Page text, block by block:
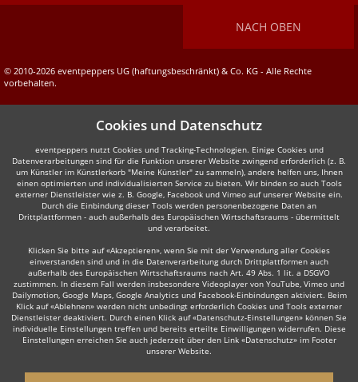
NACH OBEN
© 2010-2026 eventpeppers UG (haftungsbeschränkt) & Co. KG - Alle Rechte
vorbehalten.
Cookies und Datenschutz
eventpeppers nutzt Cookies und Tracking-Technologien. Einige Cookies und
Datenverarbeitungen sind für die Funktion unserer Website zwingend erforderlich (z. B.
um Künstler im Künstlerkorb "Meine Künstler" zu sammeln), andere helfen uns, Ihnen
einen optimierten und individualisierten Service zu bieten. Wir binden so auch Tools
externer Dienstleister wie z. B. Google, Facebook und Vimeo auf unserer Website ein.
Durch die Einbindung dieser Tools werden personenbezogene Daten an
Drittplattformen - auch außerhalb des Europäischen Wirtschaftsraums - übermittelt
und verarbeitet.
Klicken Sie bitte auf «Akzeptieren», wenn Sie mit der Verwendung aller Cookies
einverstanden sind und in die Datenverarbeitung durch Drittplattformen auch
außerhalb des Europäischen Wirtschaftsraums nach Art. 49 Abs. 1 lit. a DSGVO
zustimmen. In diesem Fall werden insbesondere Videoplayer von YouTube, Vimeo und
Dailymotion, Google Maps, Google Analytics und Facebook-Einbindungen aktiviert. Beim
Klick auf «Ablehnen» werden nicht unbedingt erforderlich Cookies und Tools externer
Dienstleister deaktiviert. Durch einen Klick auf «Datenschutz-Einstellungen» können Sie
individuelle Einstellungen treffen und bereits erteilte Einwilligungen widerrufen. Diese
Einstellungen erreichen Sie auch jederzeit über den Link «Datenschutz» im Footer
unserer Website.